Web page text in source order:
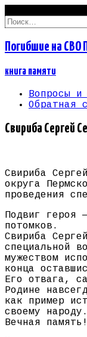
Найти:
Погибшие на СВО
книга памяти
Вопросы и
Обратная
Свириба Сергей
Свириба
округа
проведения
Подвиг героя
потомков.
Свириба
специальной
мужеством
конца
Его отвага,
Родине
как пример
своему народу.
Вечная память!